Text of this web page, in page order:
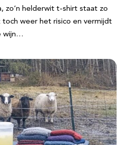
zo’n helderwit t-shirt staat zo
toch weer het risico en vermijdt
wijn…